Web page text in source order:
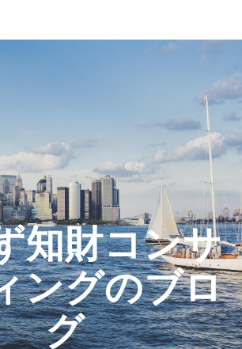
知財コンサ
ングのブロ
グ
SERVICES
知財活動のROICへの貢献
を活用した知財戦略の策定方法
打ち」で、新たな発明を創出する方法